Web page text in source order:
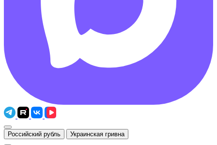
Российский рубль Украинская гривна